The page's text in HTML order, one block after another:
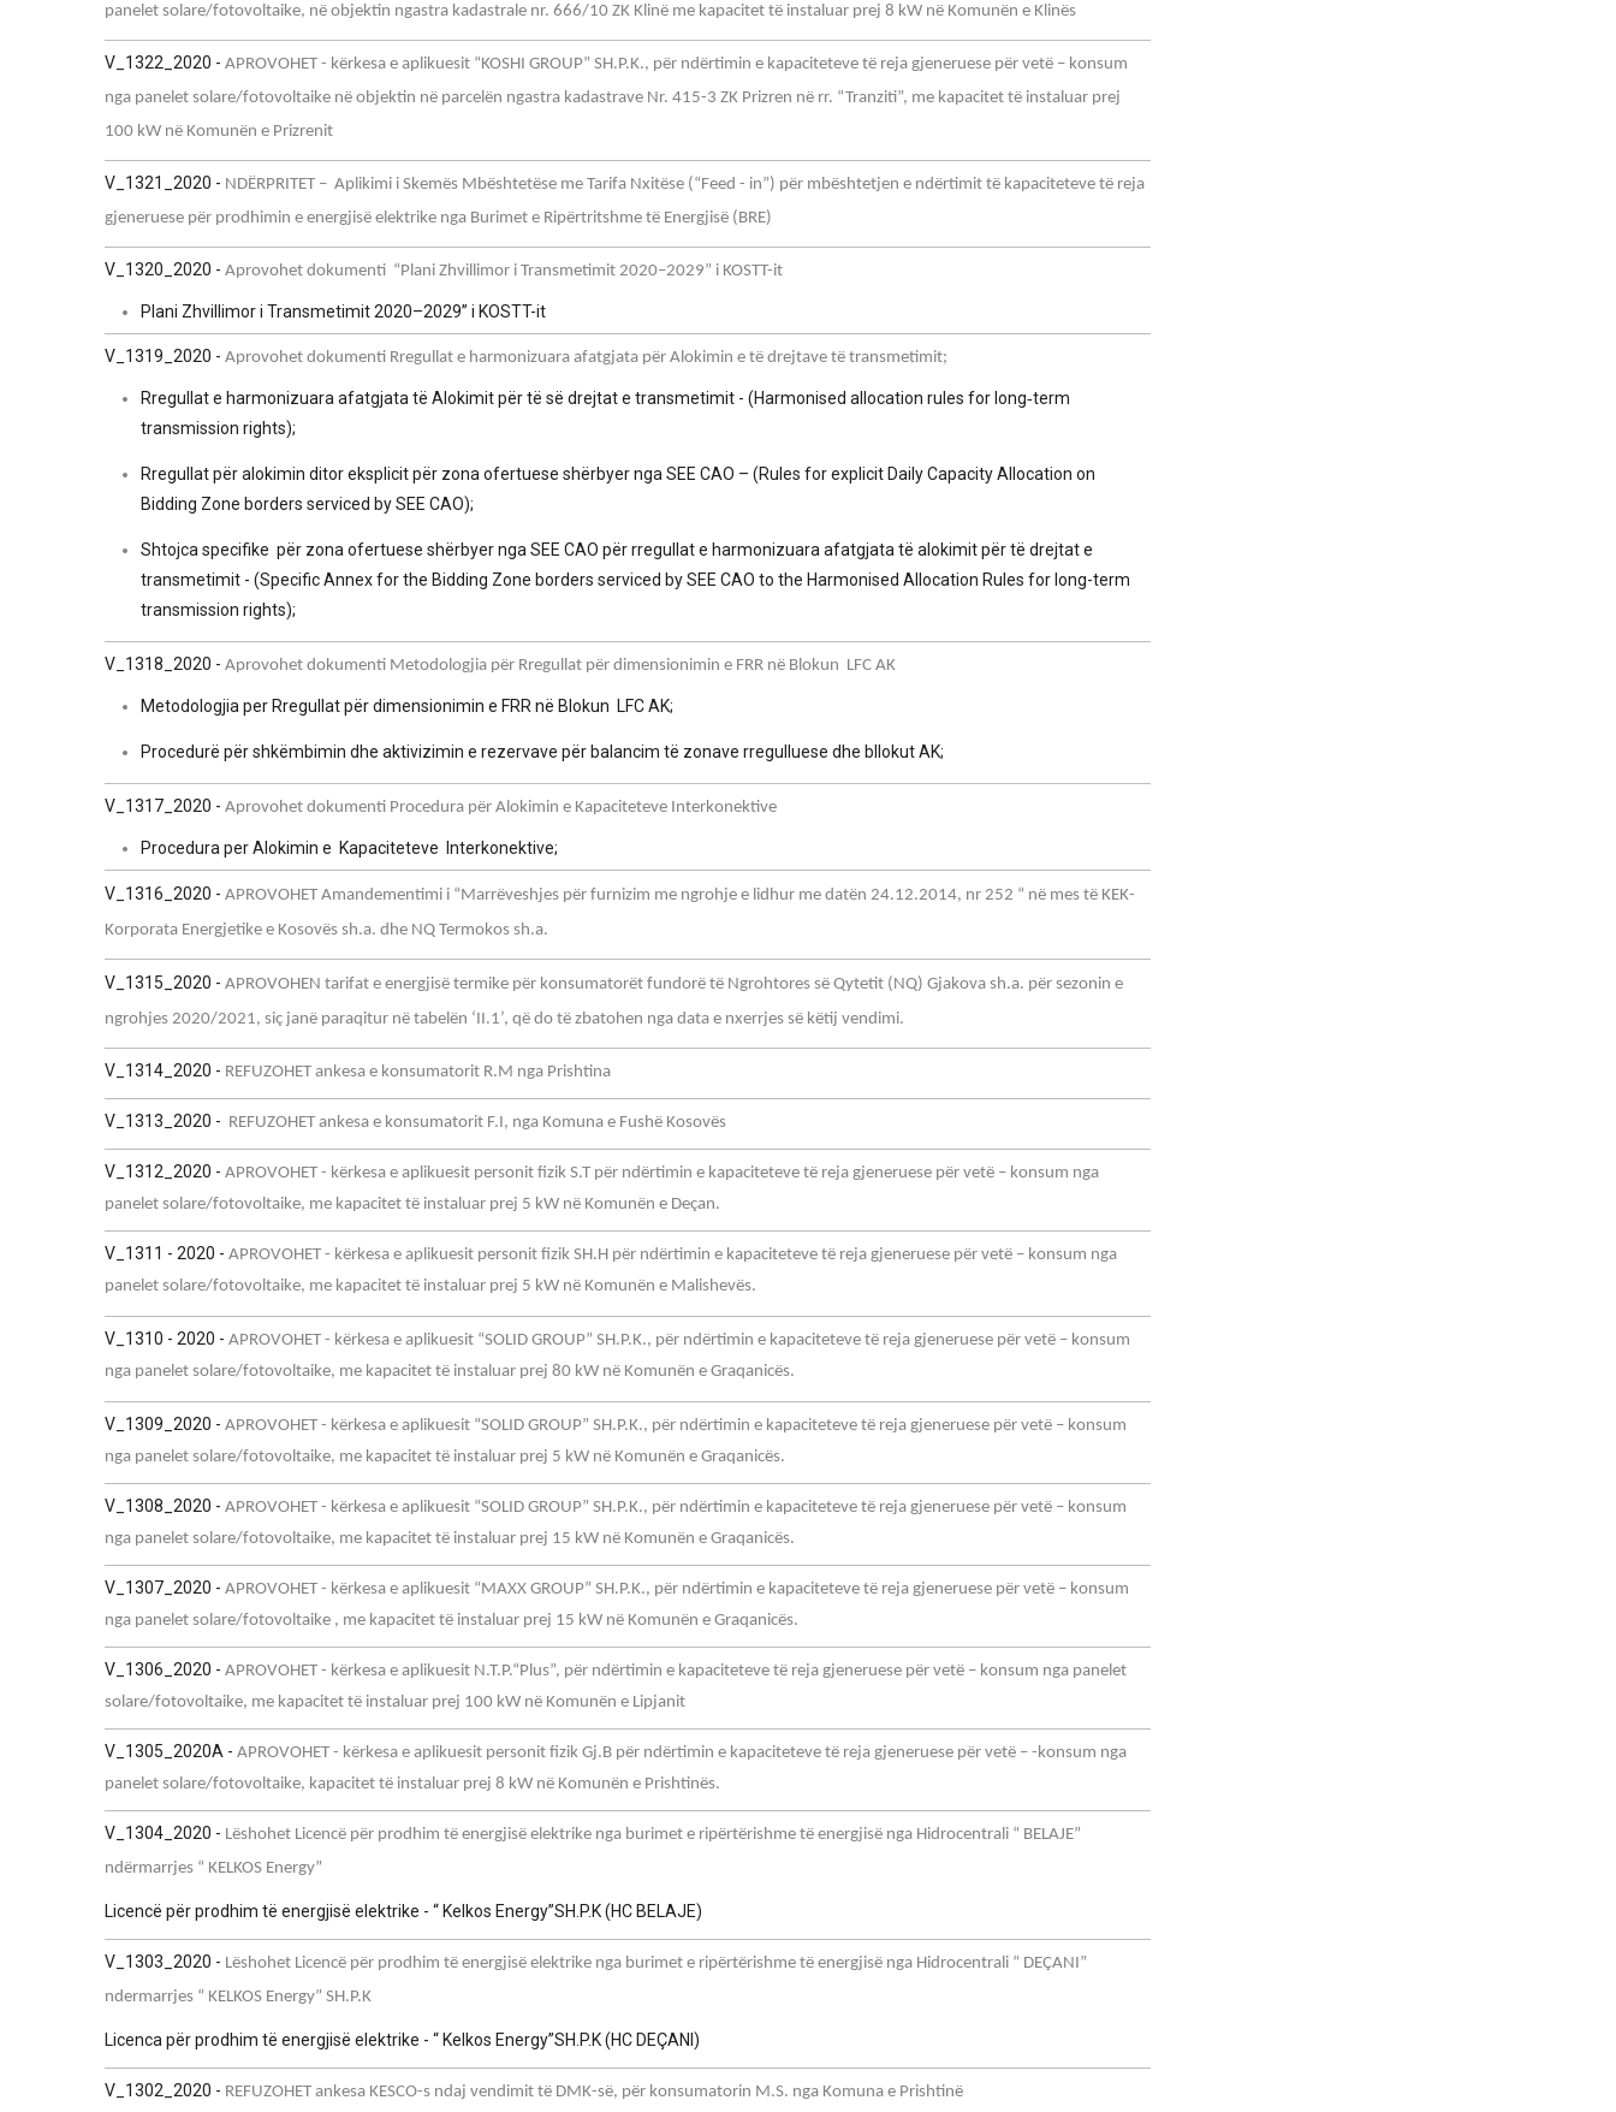
panelet solare/fotovoltaike, në objektin ngastra kadastrale nr. 666/10 ZK Klinë me kapacitet të instaluar prej 8 kW në Komunën e Klinës
V_1322_2020 - APROVOHET - kërkesa e aplikuesit “KOSHI GROUP” SH.P.K., për ndërtimin e kapaciteteve të reja gjeneruese për vetë – konsum
nga panelet solare/fotovoltaike në objektin në parcelën ngastra kadastrave Nr. 415-3 ZK Prizren në rr. “Tranziti”, me kapacitet të instaluar prej
100 kW në Komunën e Prizrenit
V_1321_2020 - NDËRPRITET – Aplikimi i Skemës Mbështetëse me Tarifa Nxitëse (“Feed - in”) për mbështetjen e ndërtimit të kapaciteteve të reja
gjeneruese për prodhimin e energjisë elektrike nga Burimet e Ripërtritshme të Energjisë (BRE)
V_1320_2020 - Aprovohet dokumenti “Plani Zhvillimor i Transmetimit 2020–2029” i KOSTT-it
Plani Zhvillimor i Transmetimit 2020–2029” i KOSTT-it
V_1319_2020 - Aprovohet dokumenti Rregullat e harmonizuara afatgjata për Alokimin e të drejtave të transmetimit;
Rregullat e harmonizuara afatgjata të Alokimit për të së drejtat e transmetimit - (Harmonised allocation rules for long‐term
transmission rights);
Rregullat për alokimin ditor eksplicit për zona ofertuese shërbyer nga SEE CAO – (Rules for explicit Daily Capacity Allocation on
Bidding Zone borders serviced by SEE CAO);
Shtojca specifike për zona ofertuese shërbyer nga SEE CAO për rregullat e harmonizuara afatgjata të alokimit për të drejtat e
transmetimit - (Specific Annex for the Bidding Zone borders serviced by SEE CAO to the Harmonised Allocation Rules for long-term
transmission rights);
V_1318_2020 - Aprovohet dokumenti Metodologjia për Rregullat për dimensionimin e FRR në Blokun LFC AK
Metodologjia per Rregullat për dimensionimin e FRR në Blokun LFC AK;
Procedurë për shkëmbimin dhe aktivizimin e rezervave për balancim të zonave rregulluese dhe bllokut AK;
V_1317_2020 - Aprovohet dokumenti Procedura për Alokimin e Kapaciteteve Interkonektive
Procedura per Alokimin e Kapaciteteve Interkonektive;
V_1316_2020 - APROVOHET Amandementimi i “Marrëveshjes për furnizim me ngrohje e lidhur me datën 24.12.2014, nr 252 “ në mes të KEK-
Korporata Energjetike e Kosovës sh.a. dhe NQ Termokos sh.a.
V_1315_2020 - APROVOHEN tarifat e energjisë termike për konsumatorët fundorë të Ngrohtores së Qytetit (NQ) Gjakova sh.a. për sezonin e
ngrohjes 2020/2021, siç janë paraqitur në tabelën ‘II.1’, që do të zbatohen nga data e nxerrjes së këtij vendimi.
V_1314_2020 - REFUZOHET ankesa e konsumatorit R.M nga Prishtina
V_1313_2020 - REFUZOHET ankesa e konsumatorit F.I, nga Komuna e Fushë Kosovës
V_1312_2020 - APROVOHET - kërkesa e aplikuesit personit fizik S.T për ndërtimin e kapaciteteve të reja gjeneruese për vetë – konsum nga
panelet solare/fotovoltaike, me kapacitet të instaluar prej 5 kW në Komunën e Deçan.
V_1311 - 2020 - APROVOHET - kërkesa e aplikuesit personit fizik SH.H për ndërtimin e kapaciteteve të reja gjeneruese për vetë – konsum nga
panelet solare/fotovoltaike, me kapacitet të instaluar prej 5 kW në Komunën e Malishevës.
V_1310 - 2020 - APROVOHET - kërkesa e aplikuesit “SOLID GROUP” SH.P.K., për ndërtimin e kapaciteteve të reja gjeneruese për vetë – konsum
nga panelet solare/fotovoltaike, me kapacitet të instaluar prej 80 kW në Komunën e Graqanicës.
V_1309_2020 - APROVOHET - kërkesa e aplikuesit “SOLID GROUP” SH.P.K., për ndërtimin e kapaciteteve të reja gjeneruese për vetë – konsum
nga panelet solare/fotovoltaike, me kapacitet të instaluar prej 5 kW në Komunën e Graqanicës.
V_1308_2020 - APROVOHET - kërkesa e aplikuesit “SOLID GROUP” SH.P.K., për ndërtimin e kapaciteteve të reja gjeneruese për vetë – konsum
nga panelet solare/fotovoltaike, me kapacitet të instaluar prej 15 kW në Komunën e Graqanicës.
V_1307_2020 - APROVOHET - kërkesa e aplikuesit “MAXX GROUP” SH.P.K., për ndërtimin e kapaciteteve të reja gjeneruese për vetë – konsum
nga panelet solare/fotovoltaike , me kapacitet të instaluar prej 15 kW në Komunën e Graqanicës.
V_1306_2020 - APROVOHET - kërkesa e aplikuesit N.T.P.“Plus”, për ndërtimin e kapaciteteve të reja gjeneruese për vetë – konsum nga panelet
solare/fotovoltaike, me kapacitet të instaluar prej 100 kW në Komunën e Lipjanit
V_1305_2020A - APROVOHET - kërkesa e aplikuesit personit fizik Gj.B për ndërtimin e kapaciteteve të reja gjeneruese për vetë – -konsum nga
panelet solare/fotovoltaike, kapacitet të instaluar prej 8 kW në Komunën e Prishtinës.
V_1304_2020 - Lëshohet Licencë për prodhim të energjisë elektrike nga burimet e ripërtërishme të energjisë nga Hidrocentrali “ BELAJE”
ndërmarrjes “ KELKOS Energy”
Licencë për prodhim të energjisë elektrike - “ Kelkos Energy”SH.P.K (HC BELAJE)
V_1303_2020 - Lëshohet Licencë për prodhim të energjisë elektrike nga burimet e ripërtërishme të energjisë nga Hidrocentrali “ DEÇANI”
ndermarrjes “ KELKOS Energy” SH.P.K
Licenca për prodhim të energjisë elektrike - “ Kelkos Energy”SH.P.K (HC DEÇANI)
V_1302_2020 - REFUZOHET ankesa KESCO-s ndaj vendimit të DMK-së, për konsumatorin M.S. nga Komuna e Prishtinë